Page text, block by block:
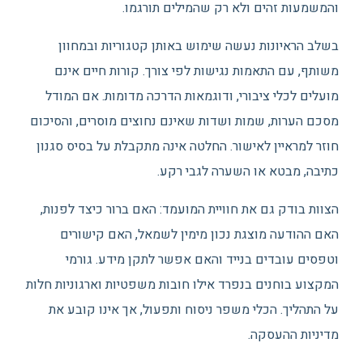
והמשמעות זהים ולא רק שהמילים תורגמו.
בשלב הראיונות נעשה שימוש באותן קטגוריות ובמחוון
משותף, עם התאמות נגישות לפי צורך. קורות חיים אינם
מועלים לכלי ציבורי, ודוגמאות הדרכה מדומות. אם המודל
מסכם הערות, שמות ושדות שאינם נחוצים מוסרים, והסיכום
חוזר למראיין לאישור. החלטה אינה מתקבלת על בסיס סגנון
כתיבה, מבטא או השערה לגבי רקע.
הצוות בודק גם את חוויית המועמד: האם ברור כיצד לפנות,
האם ההודעה מוצגת נכון מימין לשמאל, האם קישורים
וטפסים עובדים בנייד והאם אפשר לתקן מידע. גורמי
המקצוע בוחנים בנפרד אילו חובות משפטיות וארגוניות חלות
על התהליך. הכלי משפר ניסוח ותפעול, אך אינו קובע את
מדיניות ההעסקה.